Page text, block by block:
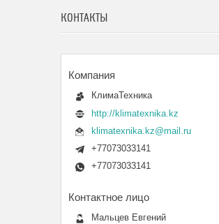
КОНТАКТЫ
КлимаТехника
http://klimatexnika.kz
klimatexnika.kz@mail.ru
+77073033141
+77073033141
Мальцев Евгений